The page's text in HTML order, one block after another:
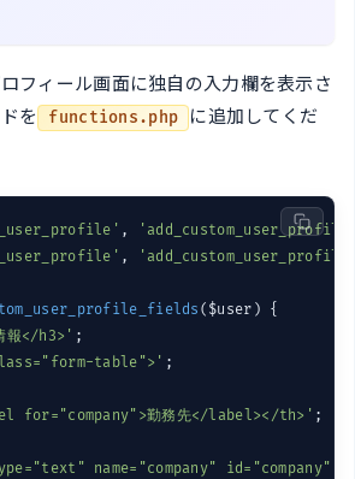
フィール画面に独自の入力欄を表示さ
を
functions.php
に追加してくだ
,
,
($user) {
報</h3>' ;
table">' ;
for="company">勤務先</label></th>' ;
name="company" id="company"